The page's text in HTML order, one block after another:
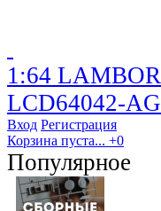
1:64
LCD64042-
Вход Регистрация
Корзина пуста... +0
Популярное